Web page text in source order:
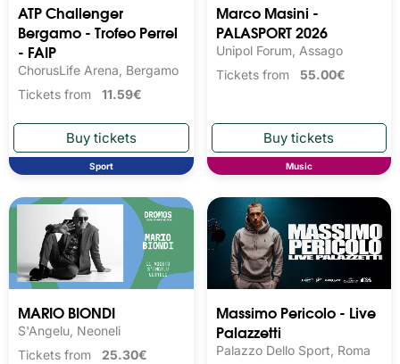
ATP Challenger
Bergamo - Trofeo Perrel
- FAIP
ChorusLife Arena, Bergamo
Tickets from 11.59€
Sport
Marco Masini -
PALASPORT 2026
Unipol Forum, Assago
Tickets from 55.00€
Music
MARIO BIONDI
S'Angelu, Neoneli
Tickets from 25.30€
Massimo Pericolo - Live
Palazzetti
Palazzo Dello Sport, Roma